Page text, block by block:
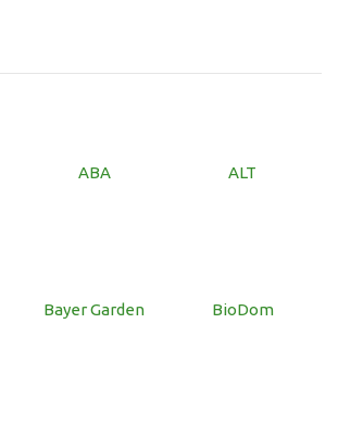
ABA ALT
Bayer Garden BioDom